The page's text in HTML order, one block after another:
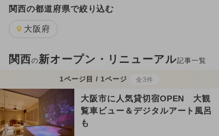
関西の都道府県で絞り込む
大阪府
関西の新オープン・リニューアル記事一覧
1ページ目 / 1ページ 全3件
大阪市に人気貸切宿OPEN 大観
覧車ビュー＆デジタルアート風呂
も